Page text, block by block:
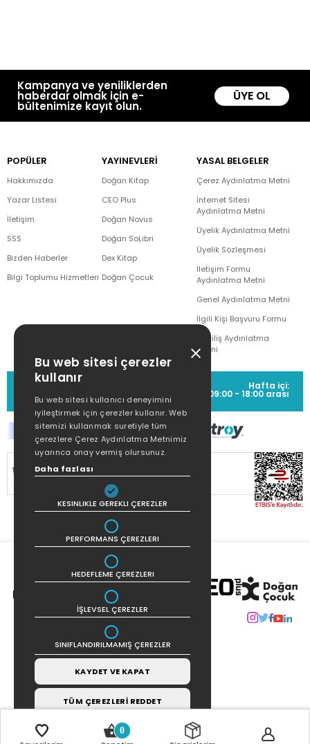
0
Kampanya ve yeniliklerden
haberdar olmak için e-
bültenimize kayıt olun.
ÜYE OL
POPÜLER
Hakkımızda
Yazar Listesi
İletişim
SSS
Bizden Haberler
Bilgi Toplumu Hizmetleri
YAYINEVLERİ
Doğan Kitap
CEO Plus
Doğan Novus
Doğan SoLibri
Dex Kitap
Doğan Çocuk
YASAL BELGELER
Çerez Aydınlatma Metni
İnternet Sitesi
Aydınlatma Metni
Üyelik Aydınlatma Metni
Üyelik Sözleşmesi
İletişim Formu
Aydınlatma Metni
Genel Aydınlatma Metni
İlgili Kişi Başvuru Formu
Çekiliş Aydınlatma
Metni
MÜŞTERİ HİZMETLERİ
(0212) 373 77 00
Hafta içi:
09:00 - 18:00 arası
SİTEMİZ
KORUNMAKTADIR.
Bu web sitesi çerezler
kullanır
Bu web sitesi kullanıcı deneyimini
iyileştirmek için çerezler kullanır. Web
sitemizi kullanmak suretiyle tüm
çerezlere Çerez Aydınlatma Metnimiz
uyarınca onay vermiş olursunuz.
Daha fazlası
KESINLIKLE GEREKLI ÇEREZLER
PERFORMANS ÇEREZLERI
HEDEFLEME ÇEREZLERI
İŞLEVSEL ÇEREZLER
SINIFLANDIRILMAMIŞ ÇEREZLER
KAYDET VE KAPAT
TÜM ÇEREZLERİ REDDET